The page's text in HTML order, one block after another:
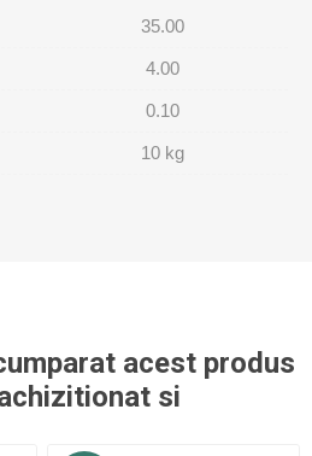
35.00
4.00
0.10
10 kg
acest produs
si